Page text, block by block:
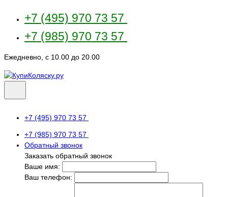
+7 (495) 970 73 57
+7 (985) 970 73 57
Ежедневно, с 10.00 до 20.00
+7 (495) 970 73 57
+7 (985) 970 73 57
Обратный звонок
Заказать обратный звонок
Ваше имя:
Ваш телефон: